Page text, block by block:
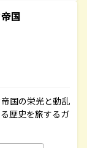
国
国の栄光と動乱
歴史を旅するガ